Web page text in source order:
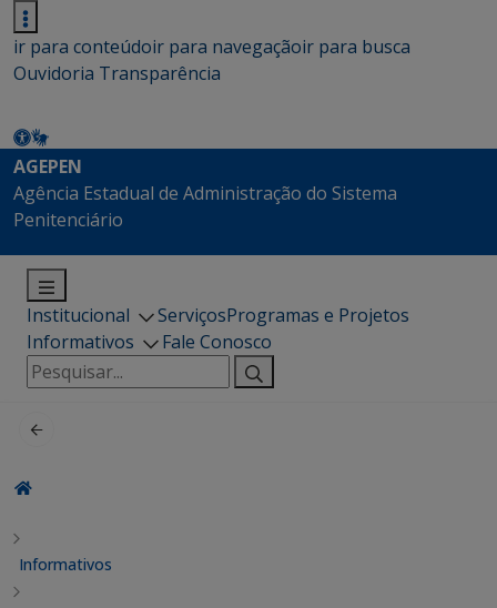
ir para conteúdoir para navegaçãoir para busca
Ouvidoria Transparência
AGEPEN
Agência Estadual de Administração do Sistema
Penitenciário
Institucional ServiçosProgramas e Projetos
Informativos
Fale Conosco
Pesquisar
por:
Informativos